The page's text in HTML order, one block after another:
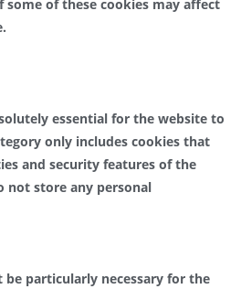
of these cookies may affect
essential for the website to
only includes cookies that
and security features of the
not store any personal
particularly necessary for the